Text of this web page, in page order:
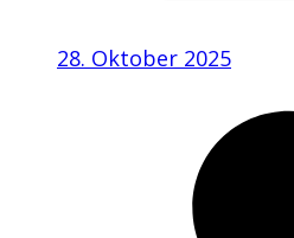
28. Oktober 2025